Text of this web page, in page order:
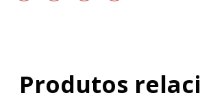
Produtos